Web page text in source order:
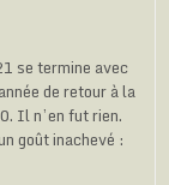
se termine avec
de retour à la
Il n’en fut rien.
goût inachevé :